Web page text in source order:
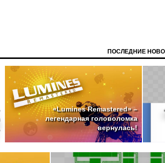
ПОСЛЕДНИЕ
«Lumines Remastered» –
легендарная головоломка
вернулась!